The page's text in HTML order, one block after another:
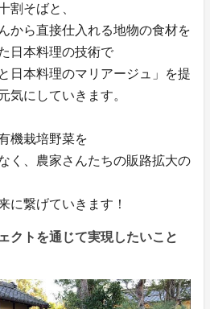
割そばと、
から直接仕入れる地物の食材を
日本料理の技術で
日本料理のマリアージュ」を提
気にしていきます。
機栽培野菜を
く、農家さんたちの販路拡大の
に繋げていきます！
クトを通じて実現したいこと